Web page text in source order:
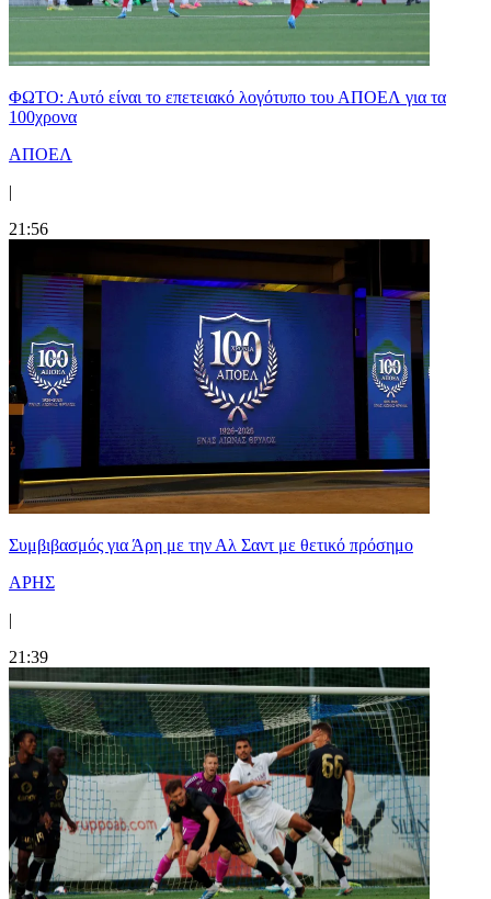
ΦΩΤΟ: Αυτό είναι το επετειακό λογότυπο του ΑΠΟΕΛ για τα
100χρονα
ΑΠΟΕΛ
|
21:56
Συμβιβασμός για Άρη με την Αλ Σαντ με θετικό πρόσημο
ΑΡΗΣ
|
21:39